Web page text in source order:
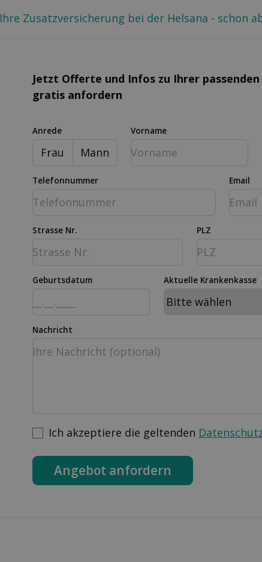
Ihre Zusatzversicherung bei der Helsana - schon
Jetzt Offerte und Infos zu Ihrer
gratis anfordern
Anrede
Frau Mann
Vorname
Telefonnummer Email
Strasse Nr. PLZ
Geburtsdatum Aktuelle Krankenkasse
Nachricht
Ich akzeptiere die geltenden
Angebot anfordern